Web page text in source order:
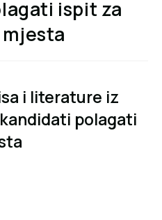
ispit za
i literature iz
polagati